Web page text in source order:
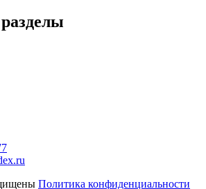
Политика конфиденциальности